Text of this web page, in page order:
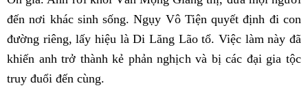
đến nơi khác sinh sống. Ngụy Vô Tiện quyết định đi con
đường riêng, lấy hiệu là Di Lăng Lão tổ. Việc làm này đã
khiến anh trở thành kẻ phản nghịch và bị các đại gia tộc
truy đuổi đến cùng.